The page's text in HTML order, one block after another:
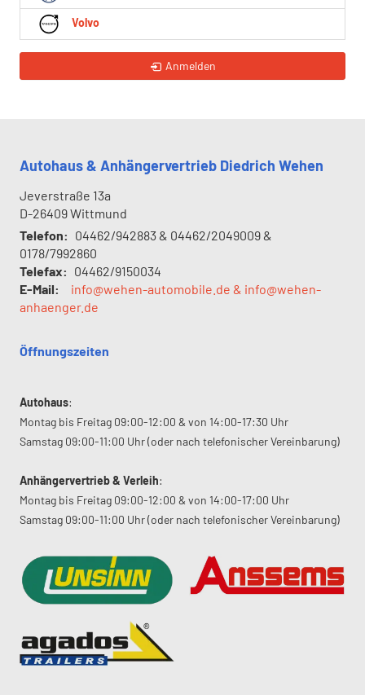
Volvo
Anmelden
Autohaus & Anhängervertrieb Diedrich Wehen
Jeverstraße 13a
D-26409Wittmund
Telefon: 04462/942883 & 04462/2049009 &
0178/7992860
Telefax: 04462/9150034
E-Mail:
info@wehen-automobile.de & info@wehen-
anhaenger.de
Öffnungszeiten
Autohaus:
Montag bis Freitag 09:00-12:00 & von 14:00-17:30 Uhr
Samstag 09:00-11:00 Uhr (oder nach telefonischer Vereinbarung)
Anhängervertrieb & Verleih:
Montag bis Freitag 09:00-12:00 & von 14:00-17:00 Uhr
Samstag 09:00-11:00 Uhr (oder nach telefonischer Vereinbarung)